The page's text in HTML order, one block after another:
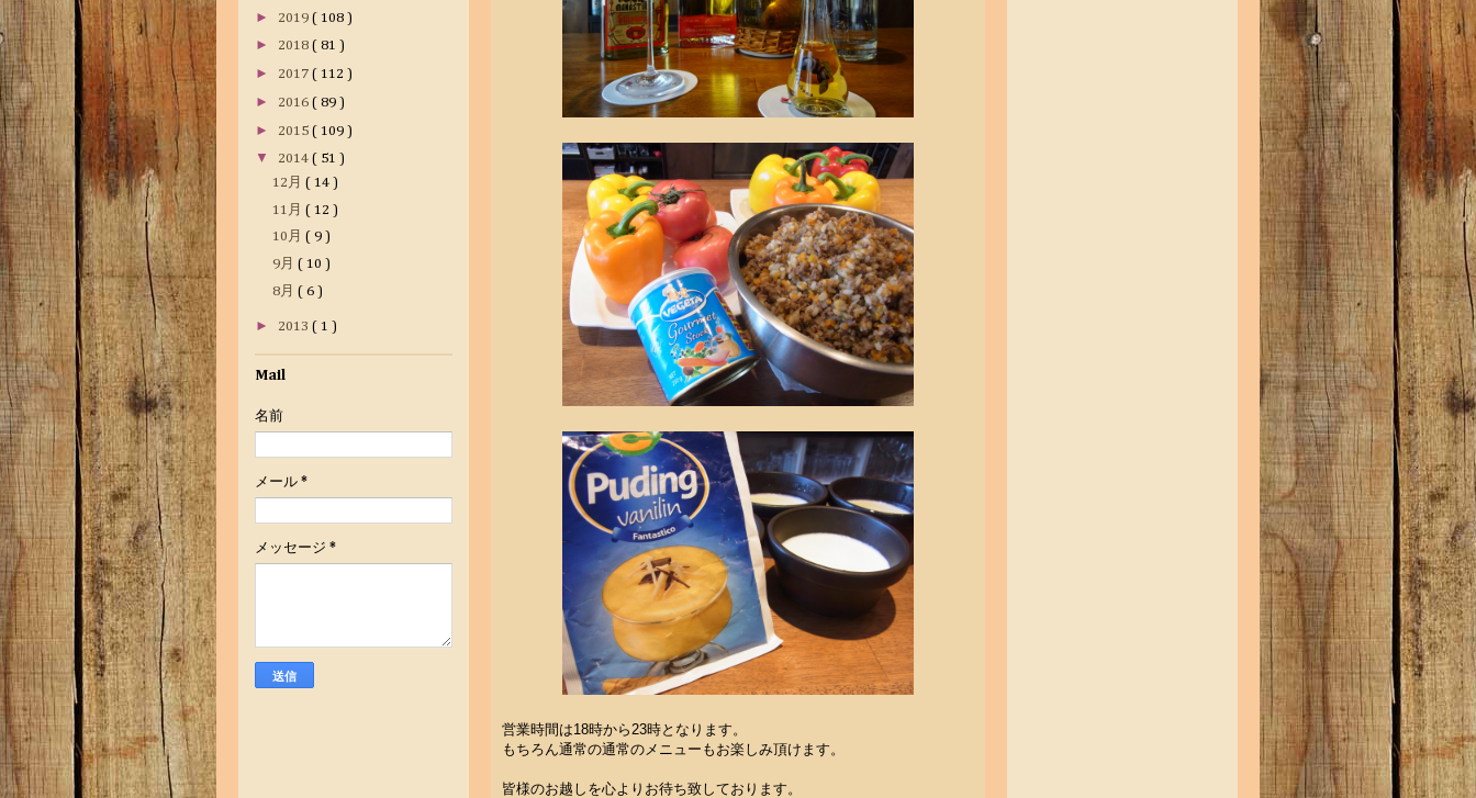
営業時間は18時から23時となります。
もちろん通常の通常のメニューもお楽しみ頂けます。
皆様のお越しを心よりお待ち致しております。
► 2019 ( 108 )
► 2018 ( 81 )
► 2017 ( 112 )
► 2016 ( 89 )
► 2015 ( 109 )
▼ 2014 ( 51 )
12月 ( 14 )
11月 ( 12 )
10月 ( 9 )
9月 ( 10 )
8月 ( 6 )
► 2013 ( 1 )
Mail
名前
メール *
メッセージ *